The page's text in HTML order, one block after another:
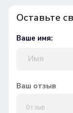
Оставьте
Ваше имя:
Ваш отзыв